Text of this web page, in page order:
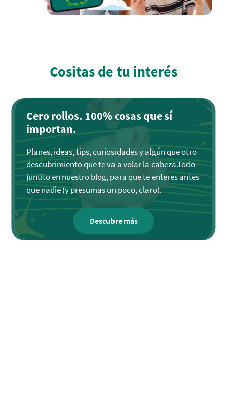
Cositas de tu interés
Cero rollos. 100% cosas que sí
importan.
Planes, ideas, tips, curiosidades y algún que otro
descubrimiento que te va a volar la cabeza.Todo
juntito en nuestro blog, para que te enteres antes
que nadie (y presumas un poco, claro).
Descubre más